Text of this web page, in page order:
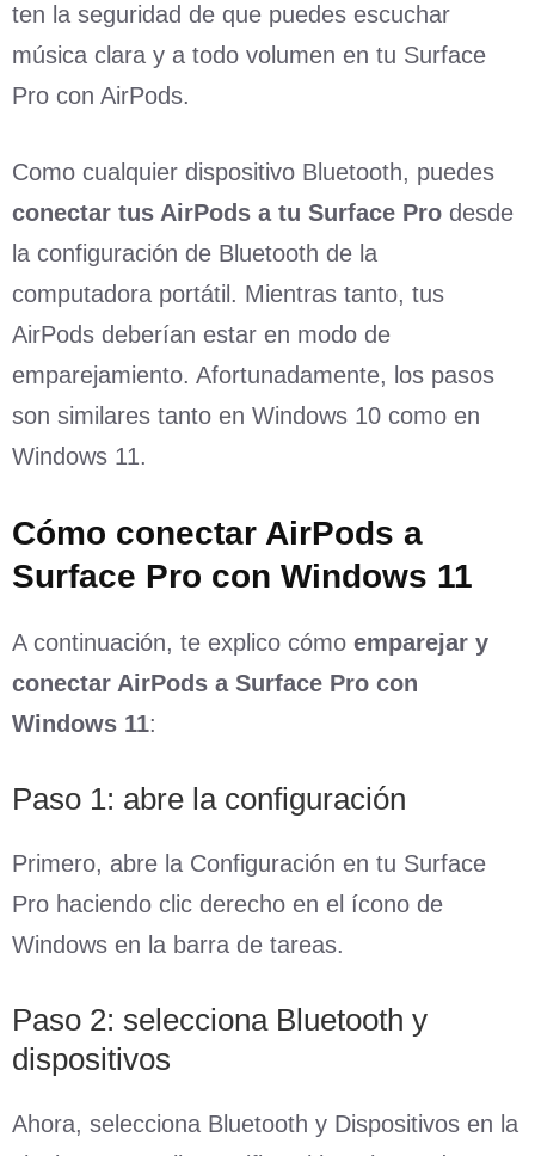
ten la seguridad de que puedes escuchar
música clara y a todo volumen en tu Surface
Pro con AirPods.
Como cualquier dispositivo Bluetooth, puedes
conectar tus AirPods a tu Surface Pro desde
la configuración de Bluetooth de la
computadora portátil. Mientras tanto, tus
AirPods deberían estar en modo de
emparejamiento. Afortunadamente, los pasos
son similares tanto en Windows 10 como en
Windows 11.
Cómo conectar AirPods a
Surface Pro con Windows 11
A continuación, te explico cómo emparejar y
conectar AirPods a Surface Pro con
Windows 11:
Paso 1: abre la configuración
Primero, abre la Configuración en tu Surface
Pro haciendo clic derecho en el ícono de
Windows en la barra de tareas.
Paso 2: selecciona Bluetooth y
dispositivos
Ahora, selecciona Bluetooth y Dispositivos en la